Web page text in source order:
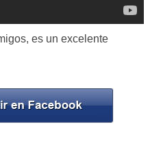
es un excelente